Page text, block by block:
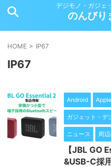
デジモノ・ガジェ
のんびり
HOME > IP67
IP67
Android Apple
ガジェット・デ
ニュース 周
【JBL GO
&USB-C採